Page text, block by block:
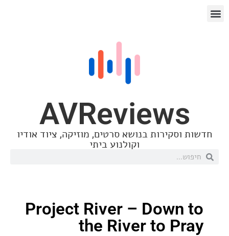
בנושא סרטים, מוזיקה, ציוד אודיו
וקולנוע ביתי
Project River –
the River to